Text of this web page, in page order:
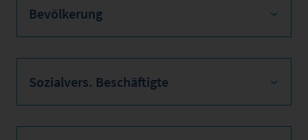
Bevölkerung
Sozialvers. Beschäftigte